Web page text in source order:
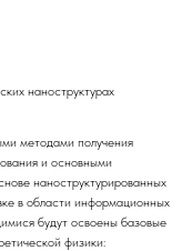
наноструктурах
методами получения
и основными
наноструктурированных
в области информационных
будут освоены базовые
физики: